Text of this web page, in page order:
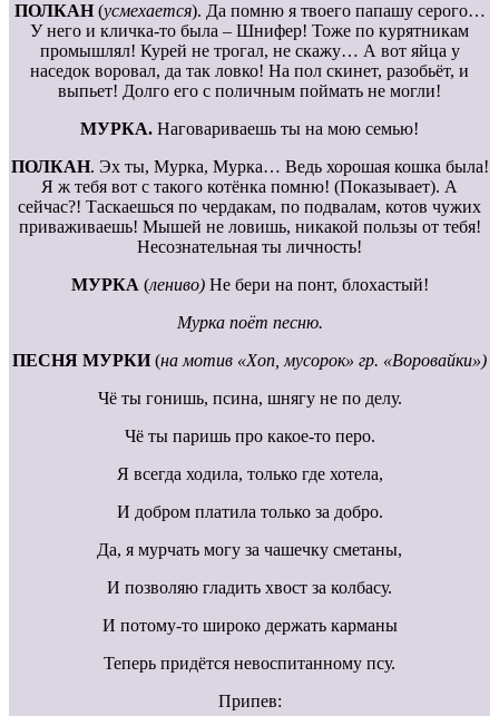
ПОЛКАН(усмехается). Да помню я твоего папашу серого…
У него и кличка-то была – Шнифер! Тоже по курятникам
промышлял! Курей не трогал, не скажу… А вот яйца у
наседок воровал, да так ловко! На пол скинет, разобьёт, и
выпьет! Долго его с поличным поймать не могли!
МУРКА. Наговариваешь ты на мою семью!
ПОЛКАН. Эх ты, Мурка, Мурка… Ведь хорошая кошка была!
Я ж тебя вот с такого котёнка помню! (Показывает). А
сейчас?! Таскаешься по чердакам, по подвалам, котов чужих
приваживаешь! Мышей не ловишь, никакой пользы от тебя!
Несознательная ты личность!
МУРКА (лениво)Не бери на понт, блохастый!
Мурка поёт песню.
ПЕСНЯ МУРКИ(на мотив «Хоп, мусорок» гр. «Воровайки»)
Чё ты гонишь, псина, шнягу не по делу.
Чё ты паришь про какое-то перо.
Я всегда ходила, только где хотела,
И добром платила только за добро.
Да, я мурчать могу за чашечку сметаны,
И позволяю гладить хвост за колбасу.
И потому-то широко держать карманы
Теперь придётся невоспитанному псу.
Припев: